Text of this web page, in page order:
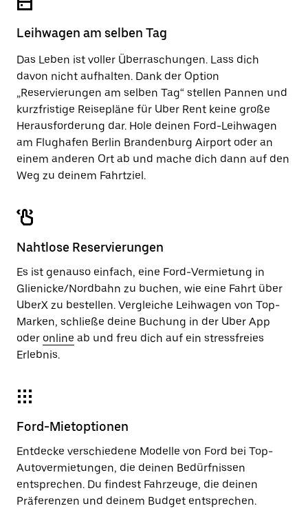
den
Kalender
zu
Leihwagen am selben Tag
Das Leben ist voller Überraschungen. Lass dich
davon nicht aufhalten. Dank der Option
„Reservierungen am selben Tag“ stellen Pannen und
kurzfristige Reisepläne für Uber Rent keine große
Herausforderung dar. Hole deinen Ford-Leihwagen
am Flughafen Berlin Brandenburg Airport oder an
einem anderen Ort ab und mache dich dann auf den
Weg zu deinem Fahrtziel.
Nahtlose Reservierungen
Es ist genauso einfach, eine Ford-Vermietung in
Glienicke/Nordbahn zu buchen, wie eine Fahrt über
UberX zu bestellen. Vergleiche Leihwagen von Top-
Marken, schließe deine Buchung in der Uber App
oder online ab und freu dich auf ein stressfreies
Erlebnis.
Ford-Mietoptionen
Entdecke verschiedene Modelle von Ford bei Top-
Autovermietungen, die deinen Bedürfnissen
entsprechen. Du findest Fahrzeuge, die deinen
Präferenzen und deinem Budget entsprechen.